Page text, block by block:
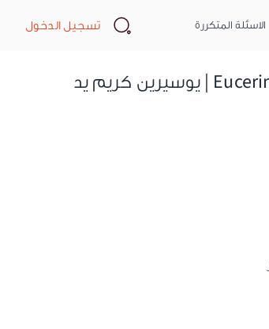
تسجيل الدخول Search الاسئلة المتكررة
Eucerin Advanced Repair Hand Cream for Very Dry Skin - 78g | يوسيرين كريم يد